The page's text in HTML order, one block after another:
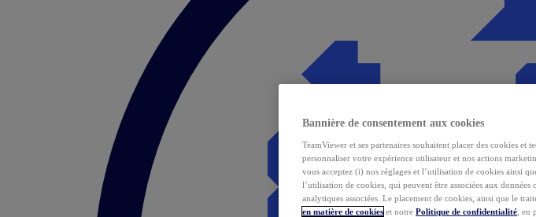
Bannière de consentement aux cookies
TeamViewer et ses partenaires souhaitent placer des cookies
personnaliser votre expérience utilisateur et nos actions
vous acceptez (i) nos réglages et l’utilisation de cookies ainsi
l’utilisation de cookies, qui peuvent être associées aux
analytiques associées. Le placement de cookies, ainsi que le
en matière de cookies et notre Politique de confidentialité ,